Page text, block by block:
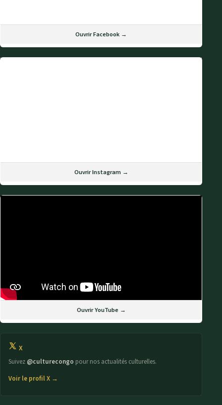
Ouvrir Facebook →
Ouvrir Instagram →
Ouvrir YouTube →
X
Suivez @culturecongo pour nos actualités culturelles.
Voir le profil X →